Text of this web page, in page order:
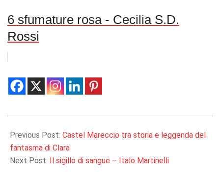
6 sfumature rosa - Cecilia S.D.
Rossi
10-
17
Previous Post: Castel Mareccio tra storia e leggenda del
fantasma di Clara
Next Post:
Il sigillo di sangue – Italo Martinelli